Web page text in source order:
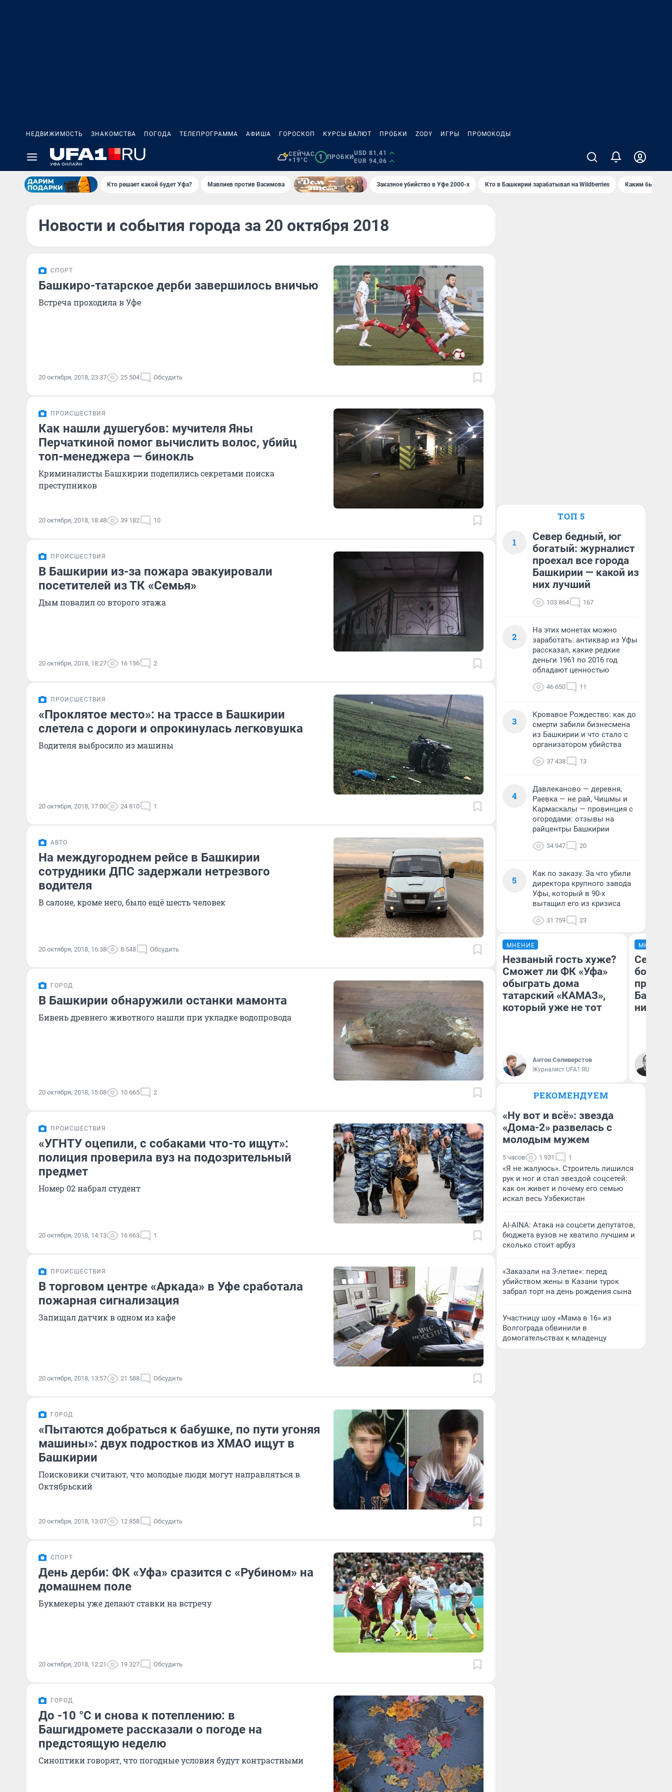
НЕДВИЖИМОСТЬ ЗНАКОМСТВА ПОГОДА ТЕЛЕПРОГРАММА АФИША ГОРОСКОП КУРСЫ ВАЛЮТ ПРОБКИ ZODY ИГРЫ ПРОМОКОДЫ
СЕЙЧАС
+19°C
1 ПРОБКИ
USD 81,41
EUR 94,06
Кто решает какой будет Уфа? Мавлиев против Васимова Заказное убийство в Уфе 2000-х Кто в Башкирии зарабатывал на Wildberries Каким было
Новости и события города за 20 октября 2018
СПОРТ
Башкиро-татарское дерби завершилось вничью
Встреча проходила в Уфе
20 октября, 2018, 23:37 25 504 Обсудить
ПРОИСШЕСТВИЯ
Как нашли душегубов: мучителя Яны
Перчаткиной помог вычислить волос, убийц
топ-менеджера — бинокль
Криминалисты Башкирии поделились секретами поиска
преступников
20 октября, 2018, 18:48 39 182 10
ПРОИСШЕСТВИЯ
В Башкирии из-за пожара эвакуировали
посетителей из ТК «Семья»
Дым повалил со второго этажа
20 октября, 2018, 18:27 16 156 2
ПРОИСШЕСТВИЯ
«Проклятое место»: на трассе в Башкирии
слетела с дороги и опрокинулась легковушка
Водителя выбросило из машины
20 октября, 2018, 17:00 24 810 1
АВТО
На междугороднем рейсе в Башкирии
сотрудники ДПС задержали нетрезвого
водителя
В салоне, кроме него, было ещё шесть человек
20 октября, 2018, 16:38 8 548 Обсудить
ГОРОД
В Башкирии обнаружили останки мамонта
Бивень древнего животного нашли при укладке водопровода
20 октября, 2018, 15:08 10 665 2
ПРОИСШЕСТВИЯ
«УГНТУ оцепили, с собаками что-то ищут»:
полиция проверила вуз на подозрительный
предмет
Номер 02 набрал студент
20 октября, 2018, 14:13 16 663 1
ПРОИСШЕСТВИЯ
В торговом центре «Аркада» в Уфе сработала
пожарная сигнализация
Запищал датчик в одном из кафе
20 октября, 2018, 13:57 21 588 Обсудить
ГОРОД
«Пытаются добраться к бабушке, по пути угоняя
машины»: двух подростков из ХМАО ищут в
Башкирии
Поисковики считают, что молодые люди могут направляться в
Октябрьский
20 октября, 2018, 13:07 12 858 Обсудить
СПОРТ
День дерби: ФК «Уфа» сразится с «Рубином» на
домашнем поле
Букмекеры уже делают ставки на встречу
20 октября, 2018, 12:21 19 327 Обсудить
ГОРОД
До -10 °C и снова к потеплению: в
Башгидромете рассказали о погоде на
предстоящую неделю
Синоптики говорят, что погодные условия будут контрастными
ТОП 5
1
Север бедный, юг
богатый: журналист
проехал все города
Башкирии — какой из
них лучший
103 864 167
2
На этих монетах можно
заработать: антиквар из Уфы
рассказал, какие редкие
деньги 1961 по 2016 год
обладают ценностью
46 650 11
3
Кровавое Рождество: как до
смерти забили бизнесмена
из Башкирии и что стало с
организатором убийства
37 438 13
4
Давлеканово — деревня,
Раевка — не рай, Чишмы и
Кармаскалы — провинция с
огородами: отзывы на
райцентры Башкирии
34 947 20
5
Как по заказу. За что убили
директора крупного завода
Уфы, который в 90-х
вытащил его из кризиса
31 759 23
МНЕНИЕ
Незваный гость хуже?
Сможет ли ФК «Уфа»
обыграть дома
татарский «КАМАЗ»,
который уже не тот
Антон Селиверстов
Журналист UFA1.RU
МНЕНИЕ
Север
них
РЕКОМЕНДУЕМ
«Ну вот и всё»: звезда
«Дома-2» развелась с
молодым мужем
5 часов 1 931 1
«Я не жалуюсь». Строитель лишился
рук и ног и стал звездой соцсетей:
как он живет и почему его семью
искал весь Узбекистан
AI-AINA: Атака на соцсети депутатов,
бюджета вузов не хватило лучшим и
сколько стоит арбуз
«Заказали на 3-летие»: перед
убийством жены в Казани турок
забрал торт на день рождения сына
Участницу шоу «Мама в 16» из
Волгограда обвинили в
домогательствах к младенцу